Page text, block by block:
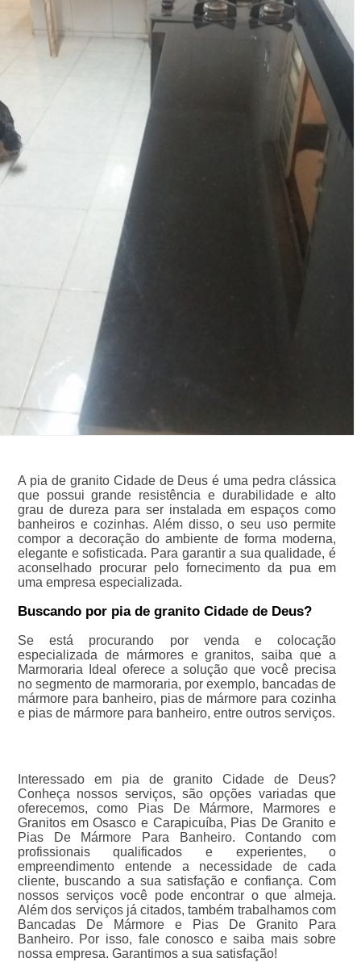
A pia de granito Cidade de Deus é uma pedra clássica
que possui grande resistência e durabilidade e alto
grau de dureza para ser instalada em espaços como
banheiros e cozinhas. Além disso, o seu uso permite
compor a decoração do ambiente de forma moderna,
elegante e sofisticada. Para garantir a sua qualidade, é
aconselhado procurar pelo fornecimento da pua em
uma empresa especializada.
Buscando por pia de granito Cidade de Deus?
Se está procurando por venda e colocação
especializada de mármores e granitos, saiba que a
Marmoraria Ideal oferece a solução que você precisa
no segmento de marmoraria, por exemplo, bancadas de
mármore para banheiro, pias de mármore para cozinha
e pias de mármore para banheiro, entre outros serviços.
Interessado em pia de granito Cidade de Deus?
Conheça nossos serviços, são opções variadas que
oferecemos, como Pias De Mármore, Marmores e
Granitos em Osasco e Carapicuíba, Pias De Granito e
Pias De Mármore Para Banheiro. Contando com
profissionais qualificados e experientes, o
empreendimento entende a necessidade de cada
cliente, buscando a sua satisfação e confiança. Com
nossos serviços você pode encontrar o que almeja.
Além dos serviços já citados, também trabalhamos com
Bancadas De Mármore e Pias De Granito Para
Banheiro. Por isso, fale conosco e saiba mais sobre
nossa empresa. Garantimos a sua satisfação!